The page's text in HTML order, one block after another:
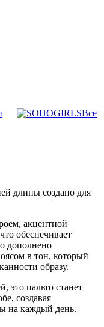
Все
длины создано для
акцентной
обеспечивает
дополнено
в тон, который
образу.
это пальто станет
создавая
на каждый день.